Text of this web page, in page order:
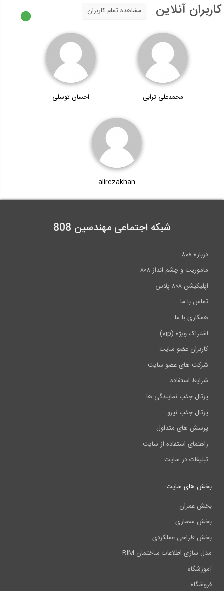
کاربران آنلاین مشاهده تمام کاربران
محمدعلی ترابی احسان توسلی
alirezakhan
شبکه اجتماعی مهندسین 808
درباره ۸۰۸
ماموریت و چشم انداز ۸۰۸
اپلیکیشن ۸۰۸ پلاس
تماس با ما
همکاری با ما
اشتراک ویژه (vip)
کاربران عضو سایت
شرکت های عضو سایت
شرایط استفاده
پرتال جذب نمایندگی ها
پرتال جذب نیرو
پرسش های متداول
راهنمای استفاده از سایت
تبلیغات در سایت
بخش های سایت
بخش عمران
بخش معماری
بخش طراحی عملکردی
مدل سازی اطلاعات ساختمان BIM
آموزشگاه
فروشگاه